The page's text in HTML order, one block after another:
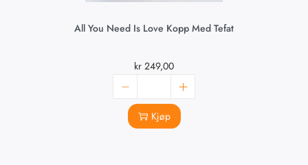
All You Need Is Love Kopp Med Tefat
kr 249,00
Kjøp